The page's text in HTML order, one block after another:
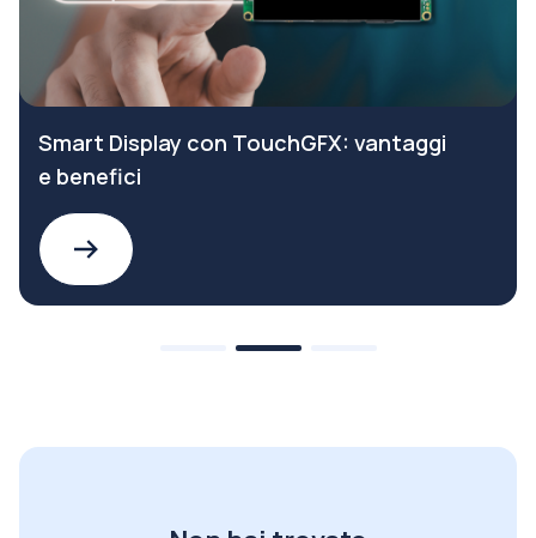
Smart Display con TouchGFX: vantaggi
e benefici